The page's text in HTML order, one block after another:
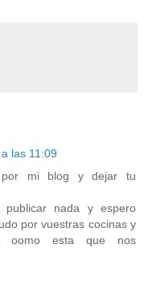
las 11:09
por mi blog y dejar tu
nada y espero
por vuestras cocinas y
oomo esta que nos